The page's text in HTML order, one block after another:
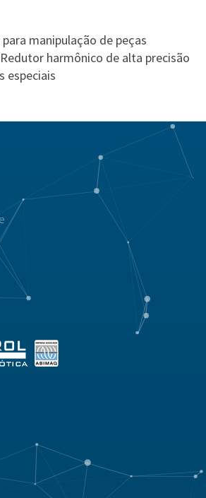
manipulação de peças
harmônico de alta precisão
especiais